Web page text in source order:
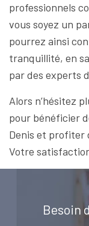
professionnels
vous soyez un
pourrez ainsi
tranquillité, en
par des experts
Alors n’hésitez
pour bénéficier
Denis et profiter
Votre
Besoin